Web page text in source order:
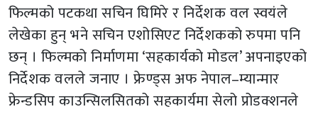
फिल्मको पटकथा सचिन घिमिरे र निर्देशक वल स्वयंले
लेखेका हुन् भने सचिन एशोसिएट निर्देशकको रुपमा पनि
छन् । फिल्मको निर्माणमा ‘सहकार्यको मोडल’ अपनाइएको
निर्देशक वलले जनाए । फ्रेण्ड्स अफ नेपाल–म्यान्मार
फ्रेन्डसिप काउन्सिलसितको सहकार्यमा सेलो प्रोडक्शनले